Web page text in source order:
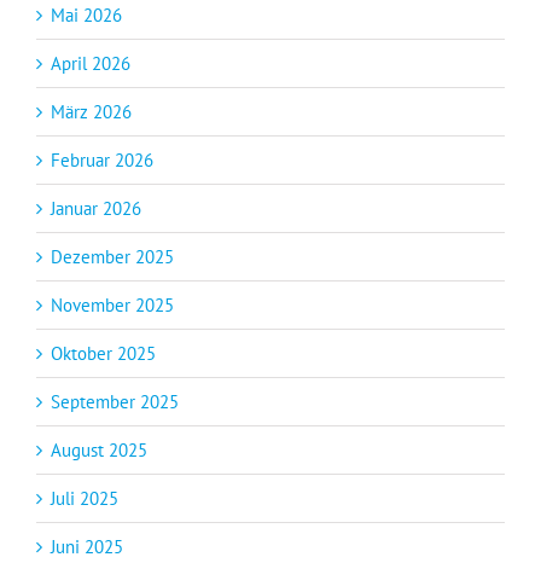
Mai 2026
April 2026
März 2026
Februar 2026
Januar 2026
Dezember 2025
November 2025
Oktober 2025
September 2025
August 2025
Juli 2025
Juni 2025